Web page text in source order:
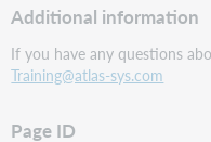
Additional information
If you have any questions
Training@atlas-sys.com
Page ID